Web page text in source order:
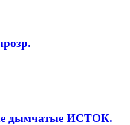
дымчатые ИСТОК.